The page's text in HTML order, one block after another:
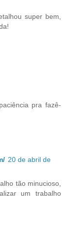
super bem,
pra fazê-
20 de abril de
tão minucioso,
um trabalho